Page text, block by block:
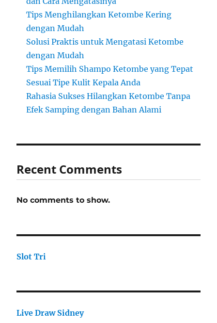
Tips Menghilangkan Ketombe Kering
dengan Mudah
Solusi Praktis untuk Mengatasi Ketombe
dengan Mudah
Tips Memilih Shampo Ketombe yang Tepat
Sesuai Tipe Kulit Kepala Anda
Rahasia Sukses Hilangkan Ketombe Tanpa
Efek Samping dengan Bahan Alami
Recent Comments
No comments to show.
Slot Tri
Live Draw Sidney